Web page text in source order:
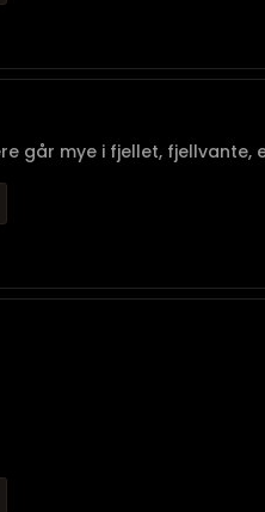
går mye i fjellet, fjellvante,